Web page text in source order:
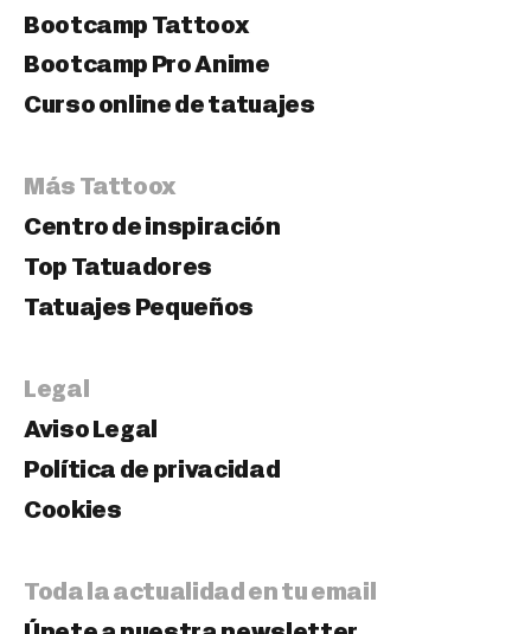
Bootcamp Tattoox
Bootcamp Pro Anime
Curso online de tatuajes
Más Tattoox
Centro de inspiración
Top Tatuadores
Tatuajes Pequeños
Legal
Aviso Legal
Política de privacidad
Cookies
Toda la actualidad en tu email